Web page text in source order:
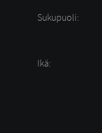
Sukupuoli:
Ikä: